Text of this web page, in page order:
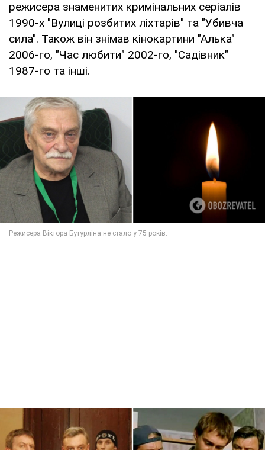
режисера знаменитих кримінальних серіалів
1990-х "Вулиці розбитих ліхтарів" та "Убивча
сила". Також він знімав кінокартини "Алька"
2006-го, "Час любити" 2002-го, "Садівник"
1987-го та інші.